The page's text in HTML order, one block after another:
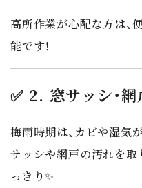
高所作業が心配な方は、
能です！
✅ 2. 窓サッシ・
梅雨時期は、 カビや湿気
サッシや網戸の汚れを取
っきり✨